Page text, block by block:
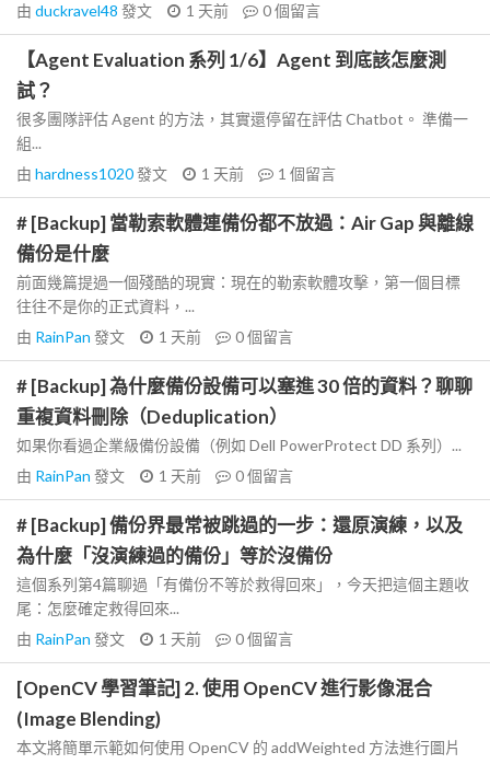
由 duckravel48 發文 1 天前 0個留言
【Agent Evaluation 系列 1/6】Agent 到底該怎麼測
試？
很多團隊評估 Agent 的方法，其實還停留在評估 Chatbot。 準備一
組...
由 hardness1020發文 1 天前 1 個留言
# [Backup] 當勒索軟體連備份都不放過：Air Gap 與離線
備份是什麼
前面幾篇提過一個殘酷的現實：現在的勒索軟體攻擊，第一個目標
往往不是你的正式資料，...
由 RainPan 發文 1 天前 0個留言
# [Backup] 為什麼備份設備可以塞進 30 倍的資料？聊聊
重複資料刪除（Deduplication）
如果你看過企業級備份設備（例如 Dell PowerProtect DD 系列）...
由 RainPan 發文 1 天前 0個留言
# [Backup] 備份界最常被跳過的一步：還原演練，以及
為什麼「沒演練過的備份」等於沒備份
這個系列第4篇聊過「有備份不等於救得回來」，今天把這個主題收
尾：怎麼確定救得回來...
由 RainPan 發文 1 天前 0個留言
[OpenCV 學習筆記] 2. 使用 OpenCV 進行影像混合
(Image Blending)
本文將簡單示範如何使用 OpenCV 的 addWeighted 方法進行圖片